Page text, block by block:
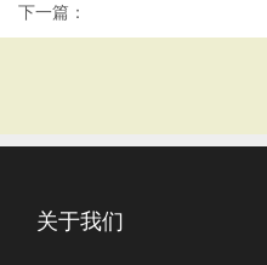
下一篇：
关于我们